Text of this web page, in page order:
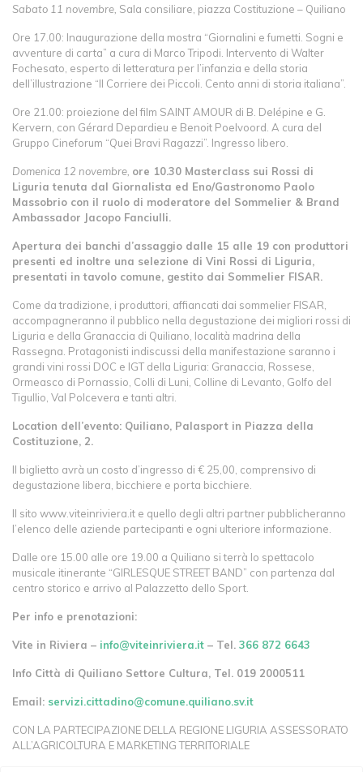
Sabato 11 novembre, Sala consiliare, piazza Costituzione – Quiliano
Ore 17.00: Inaugurazione della mostra “Giornalini e fumetti. Sogni e
avventure di carta” a cura di Marco Tripodi. Intervento di Walter
Fochesato, esperto di letteratura per l’infanzia e della storia
dell’illustrazione “Il Corriere dei Piccoli. Cento anni di storia italiana”.
Ore 21.00: proiezione del film SAINT AMOUR di B. Delépine e G.
Kervern, con Gérard Depardieu e Benoit Poelvoord. A cura del
Gruppo Cineforum “Quei Bravi Ragazzi”. Ingresso libero.
Domenica 12 novembre, ore 10.30 Masterclass sui Rossi di
Liguria tenuta dal Giornalista ed Eno/Gastronomo Paolo
Massobrio con il ruolo di moderatore del Sommelier & Brand
Ambassador Jacopo Fanciulli.
Apertura dei banchi d’assaggio dalle 15 alle 19 con produttori
presenti ed inoltre una selezione di Vini Rossi di Liguria,
presentati in tavolo comune, gestito dai Sommelier FISAR.
Come da tradizione, i produttori, affiancati dai sommelier FISAR,
accompagneranno il pubblico nella degustazione dei migliori rossi di
Liguria e della Granaccia di Quiliano, località madrina della
Rassegna. Protagonisti indiscussi della manifestazione saranno i
grandi vini rossi DOC e IGT della Liguria: Granaccia, Rossese,
Ormeasco di Pornassio, Colli di Luni, Colline di Levanto, Golfo del
Tigullio, Val Polcevera e tanti altri.
Location dell’evento: Quiliano, Palasport in Piazza della
Costituzione, 2.
Il biglietto avrà un costo d’ingresso di € 25,00, comprensivo di
degustazione libera, bicchiere e porta bicchiere.
Il sito www.viteinriviera.it e quello degli altri partner pubblicheranno
l’elenco delle aziende partecipanti e ogni ulteriore informazione.
Dalle ore 15.00 alle ore 19.00 a Quiliano si terrà lo spettacolo
musicale itinerante “GIRLESQUE STREET BAND” con partenza dal
centro storico e arrivo al Palazzetto dello Sport.
Per info e prenotazioni:
Vite in Riviera – info@viteinriviera.it – Tel. 366 872 6643
Info Città di Quiliano Settore Cultura, Tel. 019 2000511
Email: servizi.cittadino@comune.quiliano.sv.it
CON LA PARTECIPAZIONE DELLA REGIONE LIGURIA ASSESSORATO
ALL’AGRICOLTURA E MARKETING TERRITORIALE